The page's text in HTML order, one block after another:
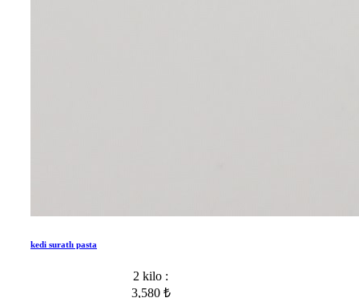
kedi suratlı pasta
2 kilo :
3,580 ₺